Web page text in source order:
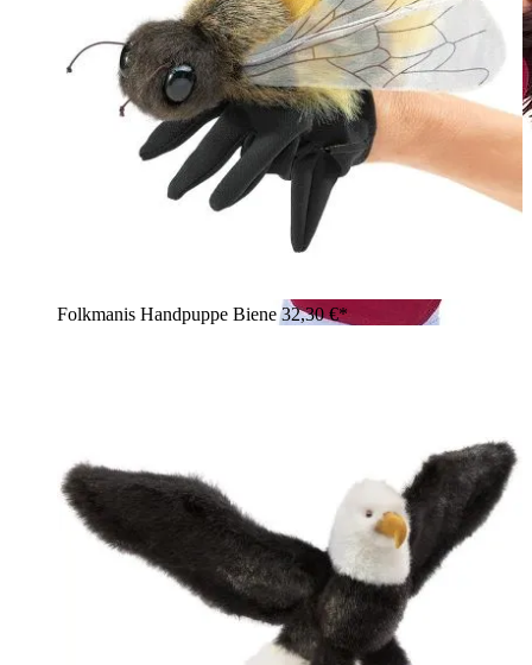
Folkmanis Handpuppe Biene32,30 €*